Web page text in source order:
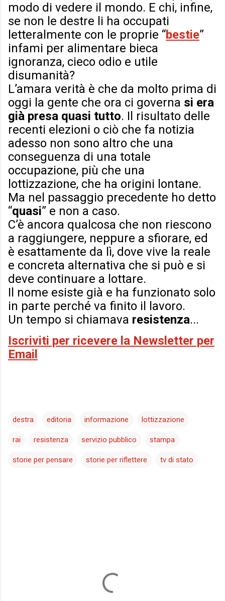
modo di vedere il mondo. E chi, infine,
se non le destre li ha occupati
letteralmente con le proprie “bestie”
infami per alimentare bieca
ignoranza, cieco odio e utile
disumanità?
L’amara verità è che da molto prima di
oggi la gente che ora ci governa si era
già presa quasi tutto. Il risultato delle
recenti elezioni o ciò che fa notizia
adesso non sono altro che una
conseguenza di una totale
occupazione, più che una
lottizzazione, che ha origini lontane.
Ma nel passaggio precedente ho detto
“quasi” e non a caso.
C’è ancora qualcosa che non riescono
a raggiungere, neppure a sfiorare, ed
è esattamente da lì, dove vive la reale
e concreta alternativa che si può e si
deve continuare a lottare.
Il nome esiste già e ha funzionato solo
in parte perché va finito il lavoro.
Un tempo si chiamava resistenza...
Iscriviti per ricevere la Newsletter per
Email
destra editoria informazione lottizzazione
rai resistenza servizio pubblico stampa
storie per pensare storie per riflettere tv di stato